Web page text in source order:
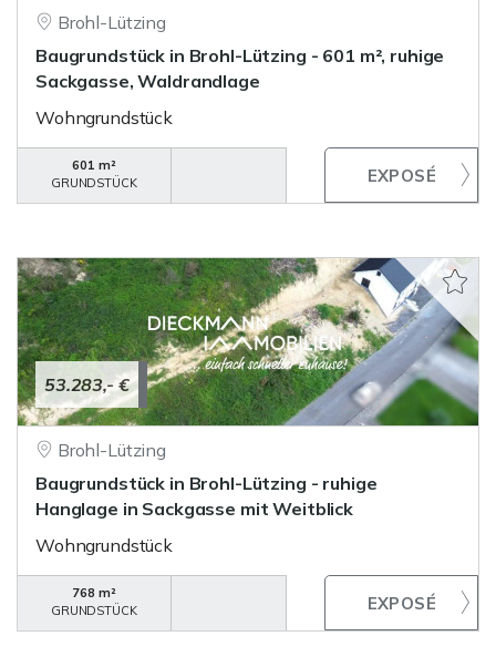
Brohl-Lützing
Baugrundstück in Brohl-Lützing - 601 m², ruhige
Sackgasse, Waldrandlage
Wohngrundstück
601 m²
GRUNDSTÜCK
53.283,- €
Brohl-Lützing
Baugrundstück in Brohl-Lützing - ruhige
Hanglage in Sackgasse mit Weitblick
Wohngrundstück
768 m²
GRUNDSTÜCK